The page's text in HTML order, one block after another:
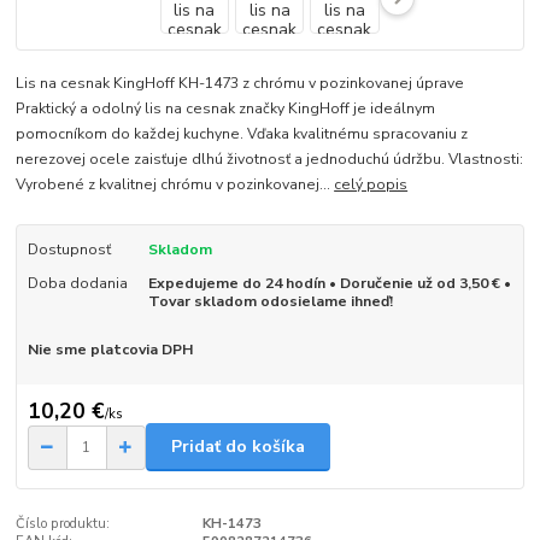
Lis na cesnak KingHoff KH-1473 z chrómu v pozinkovanej úprave
Praktický a odolný lis na cesnak značky KingHoff je ideálnym
pomocníkom do každej kuchyne. Vďaka kvalitnému spracovaniu z
nerezovej ocele zaisťuje dlhú životnosť a jednoduchú údržbu. Vlastnosti:
Vyrobené z kvalitnej chrómu v pozinkovanej... celý popis
Dostupnosť
Skladom
Doba dodania
Expedujeme do 24 hodín • Doručenie už od 3,50 € •
Tovar skladom odosielame ihneď!
Nie sme platcovia DPH
10,20 €/ks
Pridať do košíka
Číslo produktu:
KH-1473